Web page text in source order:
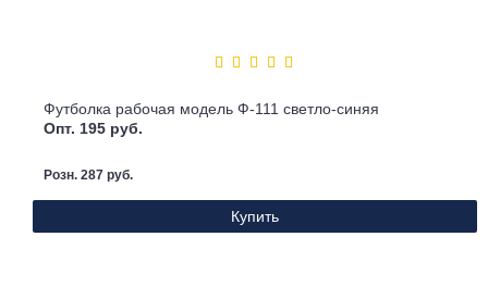
Футболка рабочая модель Ф-111 светло-синяя
Опт. 195 руб.
Розн. 287 руб.
Купить